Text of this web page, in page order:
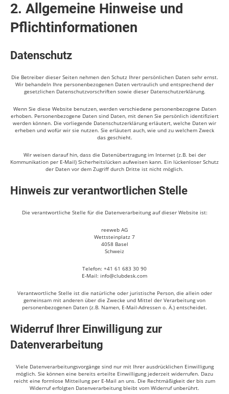
2. Allgemeine Hinweise und
Pflichtinformationen
Datenschutz
Die Betreiber dieser Seiten nehmen den Schutz Ihrer persönlichen Daten sehr ernst.
Wir behandeln Ihre personenbezogenen Daten vertraulich und entsprechend der
gesetzlichen Datenschutzvorschriften sowie dieser Datenschutzerklärung.
Wenn Sie diese Website benutzen, werden verschiedene personenbezogene Daten
erhoben. Personenbezogene Daten sind Daten, mit denen Sie persönlich identifiziert
werden können. Die vorliegende Datenschutzerklärung erläutert, welche Daten wir
erheben und wofür wir sie nutzen. Sie erläutert auch, wie und zu welchem Zweck
das geschieht.
Wir weisen darauf hin, dass die Datenübertragung im Internet (z.B. bei der
Kommunikation per E-Mail) Sicherheitslücken aufweisen kann. Ein lückenloser Schutz
der Daten vor dem Zugriff durch Dritte ist nicht möglich.
Hinweis zur verantwortlichen Stelle
Die verantwortliche Stelle für die Datenverarbeitung auf dieser Website ist:
reeweb AG
Wettsteinplatz 7
4058 Basel
Schweiz
Telefon: +41 61 683 30 90
E-Mail: info@clubdesk.com
Verantwortliche Stelle ist die natürliche oder juristische Person, die allein oder
gemeinsam mit anderen über die Zwecke und Mittel der Verarbeitung von
personenbezogenen Daten (z.B. Namen, E-Mail-Adressen o. Ä.) entscheidet.
Widerruf Ihrer Einwilligung zur
Datenverarbeitung
Viele Datenverarbeitungsvorgänge sind nur mit Ihrer ausdrücklichen Einwilligung
möglich. Sie können eine bereits erteilte Einwilligung jederzeit widerrufen. Dazu
reicht eine formlose Mitteilung per E-Mail an uns. Die Rechtmäßigkeit der bis zum
Widerruf erfolgten Datenverarbeitung bleibt vom Widerruf unberührt.